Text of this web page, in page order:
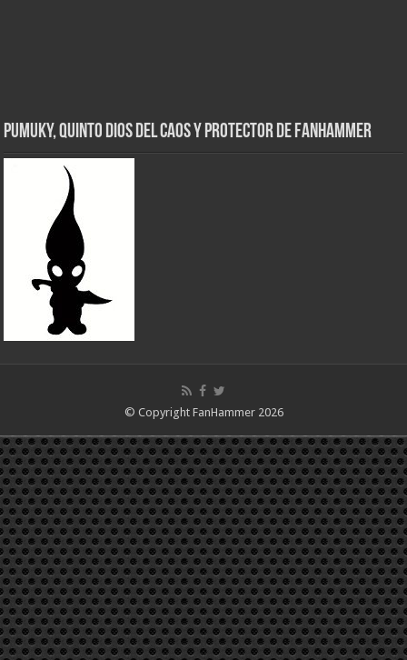
Pumuky, Quinto Dios del Caos y Protector de FanHammer
© Copyright FanHammer 2026